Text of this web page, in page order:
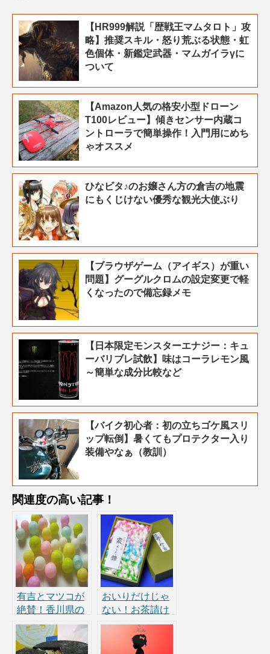
【HR999解説「歴戦王マムタロト」攻
略】推奨スキル・怒り荒ぶる状態・虹
色個体・新鑑定武器・マムガイラγに
ついて
【Amazon人気の格安小型ドローン
T100レビュー】傾きセンサー内蔵コ
ントローラで簡単操作！入門用にめち
ゃオススメ
ひなビタ♪のお嬢さん方の倉吉の地震
にもくじけない優秀な観光大使ぶり
【ブラウザゲーム（アイギス）が重い
問題】グーグルクロムの設定変更で軽
くなったので備忘録メモ
【日本限定モンスターエナジー：キュ
ーバリブレ試飲】味はコーラレモン風
～簡単な成分比較など
【バイク初心者：初の立ちゴケ風スリ
ップ転倒】暑くてもプロテクター入り
装備やなぁ（教訓）
関連度の高い記事！
有吉とマツコが
絶賛！香川県の
和菓子「おい
り」が激ウ
マ！？食べ方と
おいりだけじゃ
ない！お茶請け
和三盆など…香
川県熱愛の美味
しいグルメ・お